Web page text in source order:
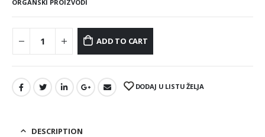
ORGANSKI PROIZVODI
ADD TO CART
DODAJ U LISTU ŽELJA
DESCRIPTION